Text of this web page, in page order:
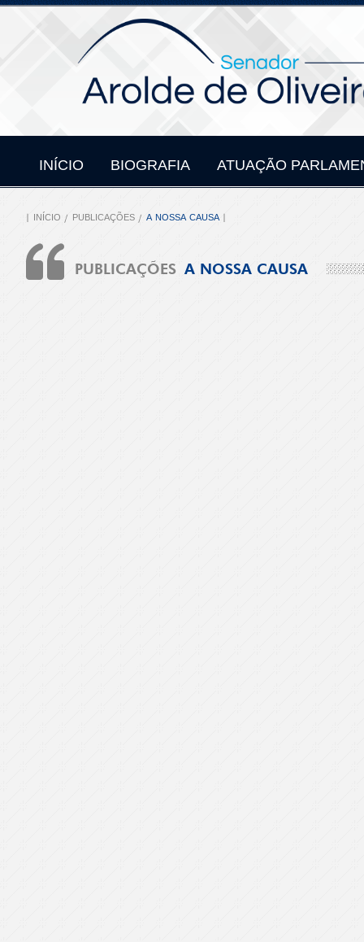
INÍCIO BIOGRAFIA ATUAÇÃO
INÍCIO PUBLICAÇÕES A NOSSA CAUSA
PUBLICAÇÕES A NOSSA CAUSA